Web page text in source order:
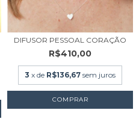
DIFUSOR PESSOAL CORAÇÃO
R$410,00
3 x de R$136,67 sem juros